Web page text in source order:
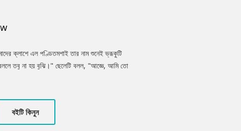
ক্লাশে এল পণ্ডিতমশাই তার নাম শুনেই ভ্রূকুটি
তবু না হয় বুঝি।" ছেলেটি বলল, "আজ্ঞে, আমি তো
একটু ফিক করে হেসে ফেলেছিলাম, তাই
বইটি কিনুন